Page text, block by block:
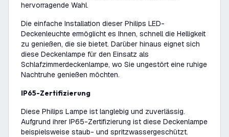
hervorragende Wahl.
Die einfache Installation dieser Philips LED-
Deckenleuchte ermöglicht es Ihnen, schnell die Helligkeit
zu genießen, die sie bietet. Darüber hinaus eignet sich
diese Deckenlampe für den Einsatz als
Schlafzimmerdeckenlampe, wo Sie ungestört eine ruhige
Nachtruhe genießen möchten.
IP65-Zertifizierung
Diese Philips Lampe ist langlebig und zuverlässig.
Aufgrund ihrer IP65-Zertifizierung ist diese Deckenlampe
beispielsweise staub- und spritzwassergeschützt.